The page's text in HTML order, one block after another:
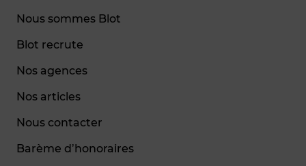
Nous sommes Blot
Blot recrute
Nos agences
Nos articles
Nous contacter
Barème d’honoraires